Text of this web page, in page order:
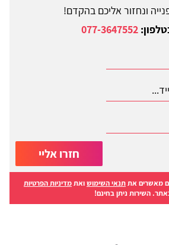
ונחזור אליכם בהקדם!
077-3647552
חזרו אליי
מאשרים אתתנאי השימושואתמדיניות הפרטיות
השירות ניתן בחינם!